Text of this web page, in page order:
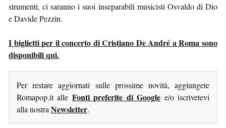
strumenti, ci saranno i suoi inseparabili musicisti Osvaldo di Dio
e Davide Pezzin.
I biglietti per il concerto di Cristiano De André a Roma sono
disponibili qui.
Per restare aggiornati sulle prossime novità, aggiungete
Romapop.it alle Fonti preferite di Google e/o iscrivetevi
alla nostra Newsletter.